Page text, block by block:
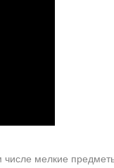
числе мелкие